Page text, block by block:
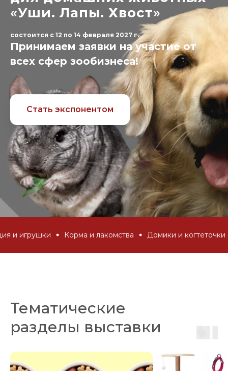
«Уши. Лапы. Хвост»
состоится с 12 по 14 февраля 2027 г.
Принимаем заявки на участие от
всех сфер зообизнеса!
Стать экспонентом
игрушки Корма и лакомства Домики и когтеточки
Тематические
разделы выставки